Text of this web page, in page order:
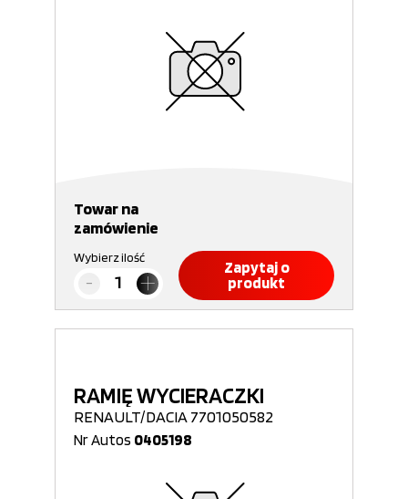
Towar na
zamówienie
Wybierz ilość
Zapytaj o
produkt
RAMIĘ WYCIERACZKI
RENAULT/DACIA 7701050582
Nr Autos 0405198